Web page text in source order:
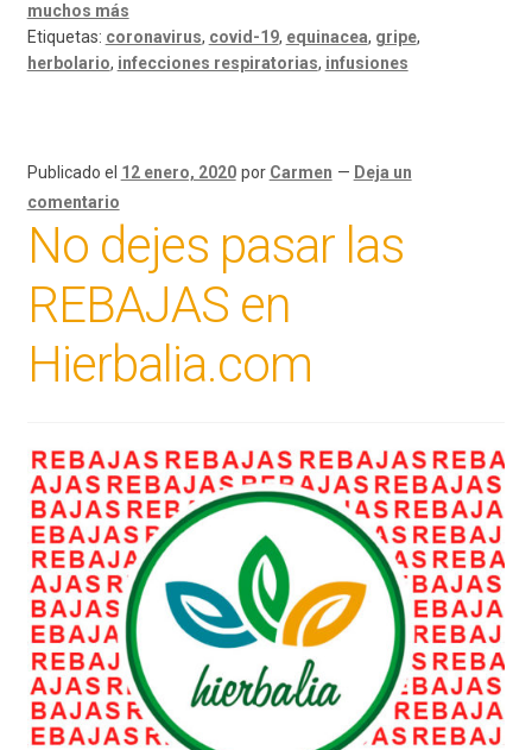
muchos más
Etiquetas: coronavirus, covid-19, equinacea, gripe,
herbolario, infecciones respiratorias, infusiones
Publicado el 12 enero, 2020 por Carmen — Deja un
comentario
No dejes pasar las
REBAJAS en
Hierbalia.com